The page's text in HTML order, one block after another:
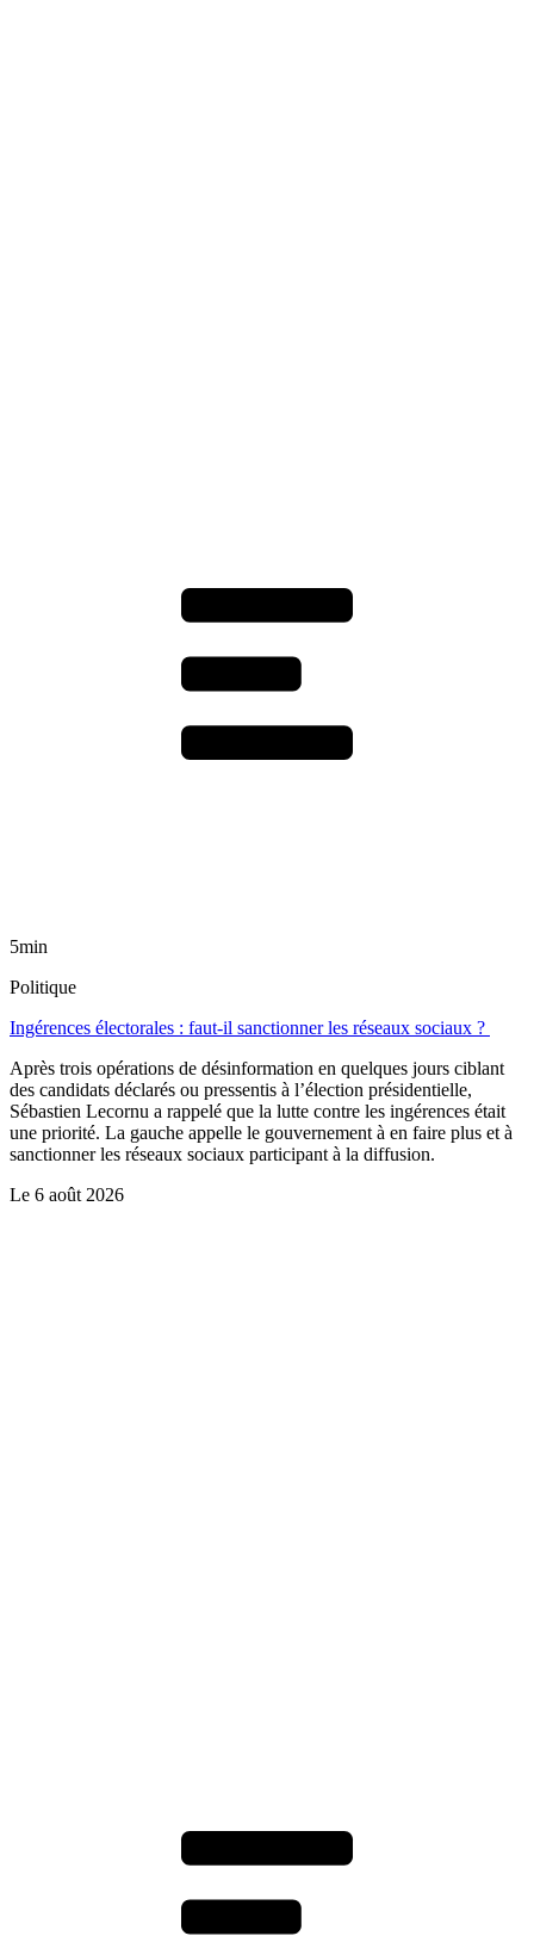
5min
Politique
Ingérences électorales : faut-il sanctionner les réseaux sociaux ?
Après trois opérations de désinformation en quelques jours ciblant
des candidats déclarés ou pressentis à l’élection présidentielle,
Sébastien Lecornu a rappelé que la lutte contre les ingérences était
une priorité. La gauche appelle le gouvernement à en faire plus et à
sanctionner les réseaux sociaux participant à la diffusion.
Le 6 août 2026